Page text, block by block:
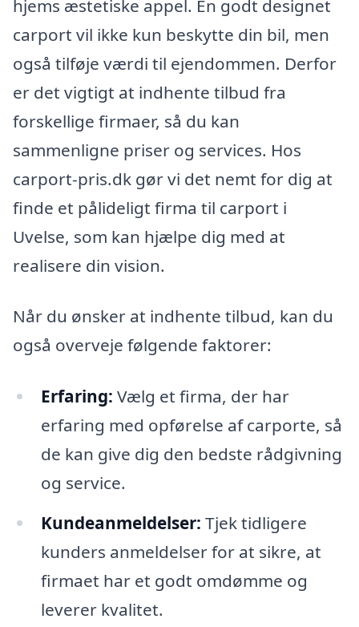
hjems æstetiske appel. En godt designet
carport vil ikke kun beskytte din bil, men
også tilføje værdi til ejendommen. Derfor
er det vigtigt at indhente tilbud fra
forskellige firmaer, så du kan
sammenligne priser og services. Hos
carport-pris.dk gør vi det nemt for dig at
finde et pålideligt firma til carport i
Uvelse, som kan hjælpe dig med at
realisere din vision.
Når du ønsker at indhente tilbud, kan du
også overveje følgende faktorer:
Erfaring: Vælg et firma, der har
erfaring med opførelse af carporte, så
de kan give dig den bedste rådgivning
og service.
Kundeanmeldelser: Tjek tidligere
kunders anmeldelser for at sikre, at
firmaet har et godt omdømme og
leverer kvalitet.